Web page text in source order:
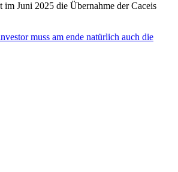
Juni 2025 die Übernahme der Caceis
muss am ende natürlich auch die